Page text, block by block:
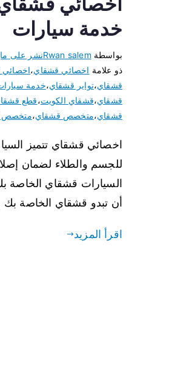
خدمة سيارات
بواسطة Rwan salemنشر على مايو
ذو علامة اخصائي قشقاي،اخصائي
قشقاي،تواير قشقاي،خدمة
قشقاي،قشقاي الكويت،قطع
قشقاي،متخصص قشقاي،متخصص
اخصائي قشقاي تتميز
للجسم والطلاء لضمان
السيارات قشقاي الخاصة
أن تبدو قشقاي الخاصة
اقرأ المزيد